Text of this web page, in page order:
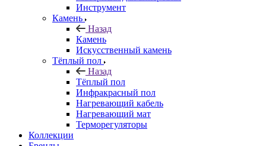
Инструмент
Камень
Назад
Камень
Искусственный камень
Тёплый пол
Назад
Тёплый пол
Инфракрасный пол
Нагревающий кабель
Нагревающий мат
Терморегуляторы
Коллекции